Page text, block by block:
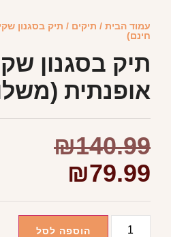
עמוד הבית / תיקים / תיק בסגנון
חינם)
תיק בסגנון
אופנתית
₪140.99
₪79.99
הוספה לסל